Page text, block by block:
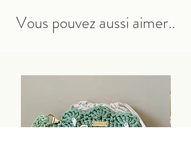
Vous pouvez aussi aimer..